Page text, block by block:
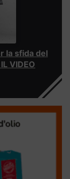
la sfida del
VIDEO